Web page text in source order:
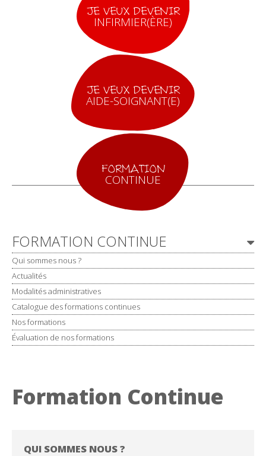
JE VEUX DEVENIR
INFIRMIER(ÈRE)
JE VEUX DEVENIR
AIDE-SOIGNANT(E)
FORMATION
CONTINUE
Navigation
FORMATION CONTINUE
Qui sommes nous ?
Actualités
Modalités administratives
Catalogue des formations continues
Nos formations
Évaluation de nos formations
Formation Continue
QUI SOMMES NOUS ?